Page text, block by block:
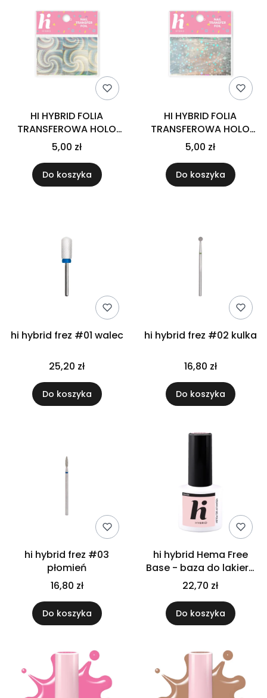
HI HYBRID FOLIA
TRANSFEROWA HOLO
#01
5,00 zł
Do koszyka
HI HYBRID FOLIA
TRANSFEROWA HOLO
#02
5,00 zł
Do koszyka
hi hybrid frez #01 walec
25,20 zł
Do koszyka
hi hybrid frez #02 kulka
16,80 zł
Do koszyka
hi hybrid frez #03
płomień
16,80 zł
Do koszyka
hi hybrid Hema Free
Base - baza do lakieru
hybrydowego 5ml
22,70 zł
Do koszyka